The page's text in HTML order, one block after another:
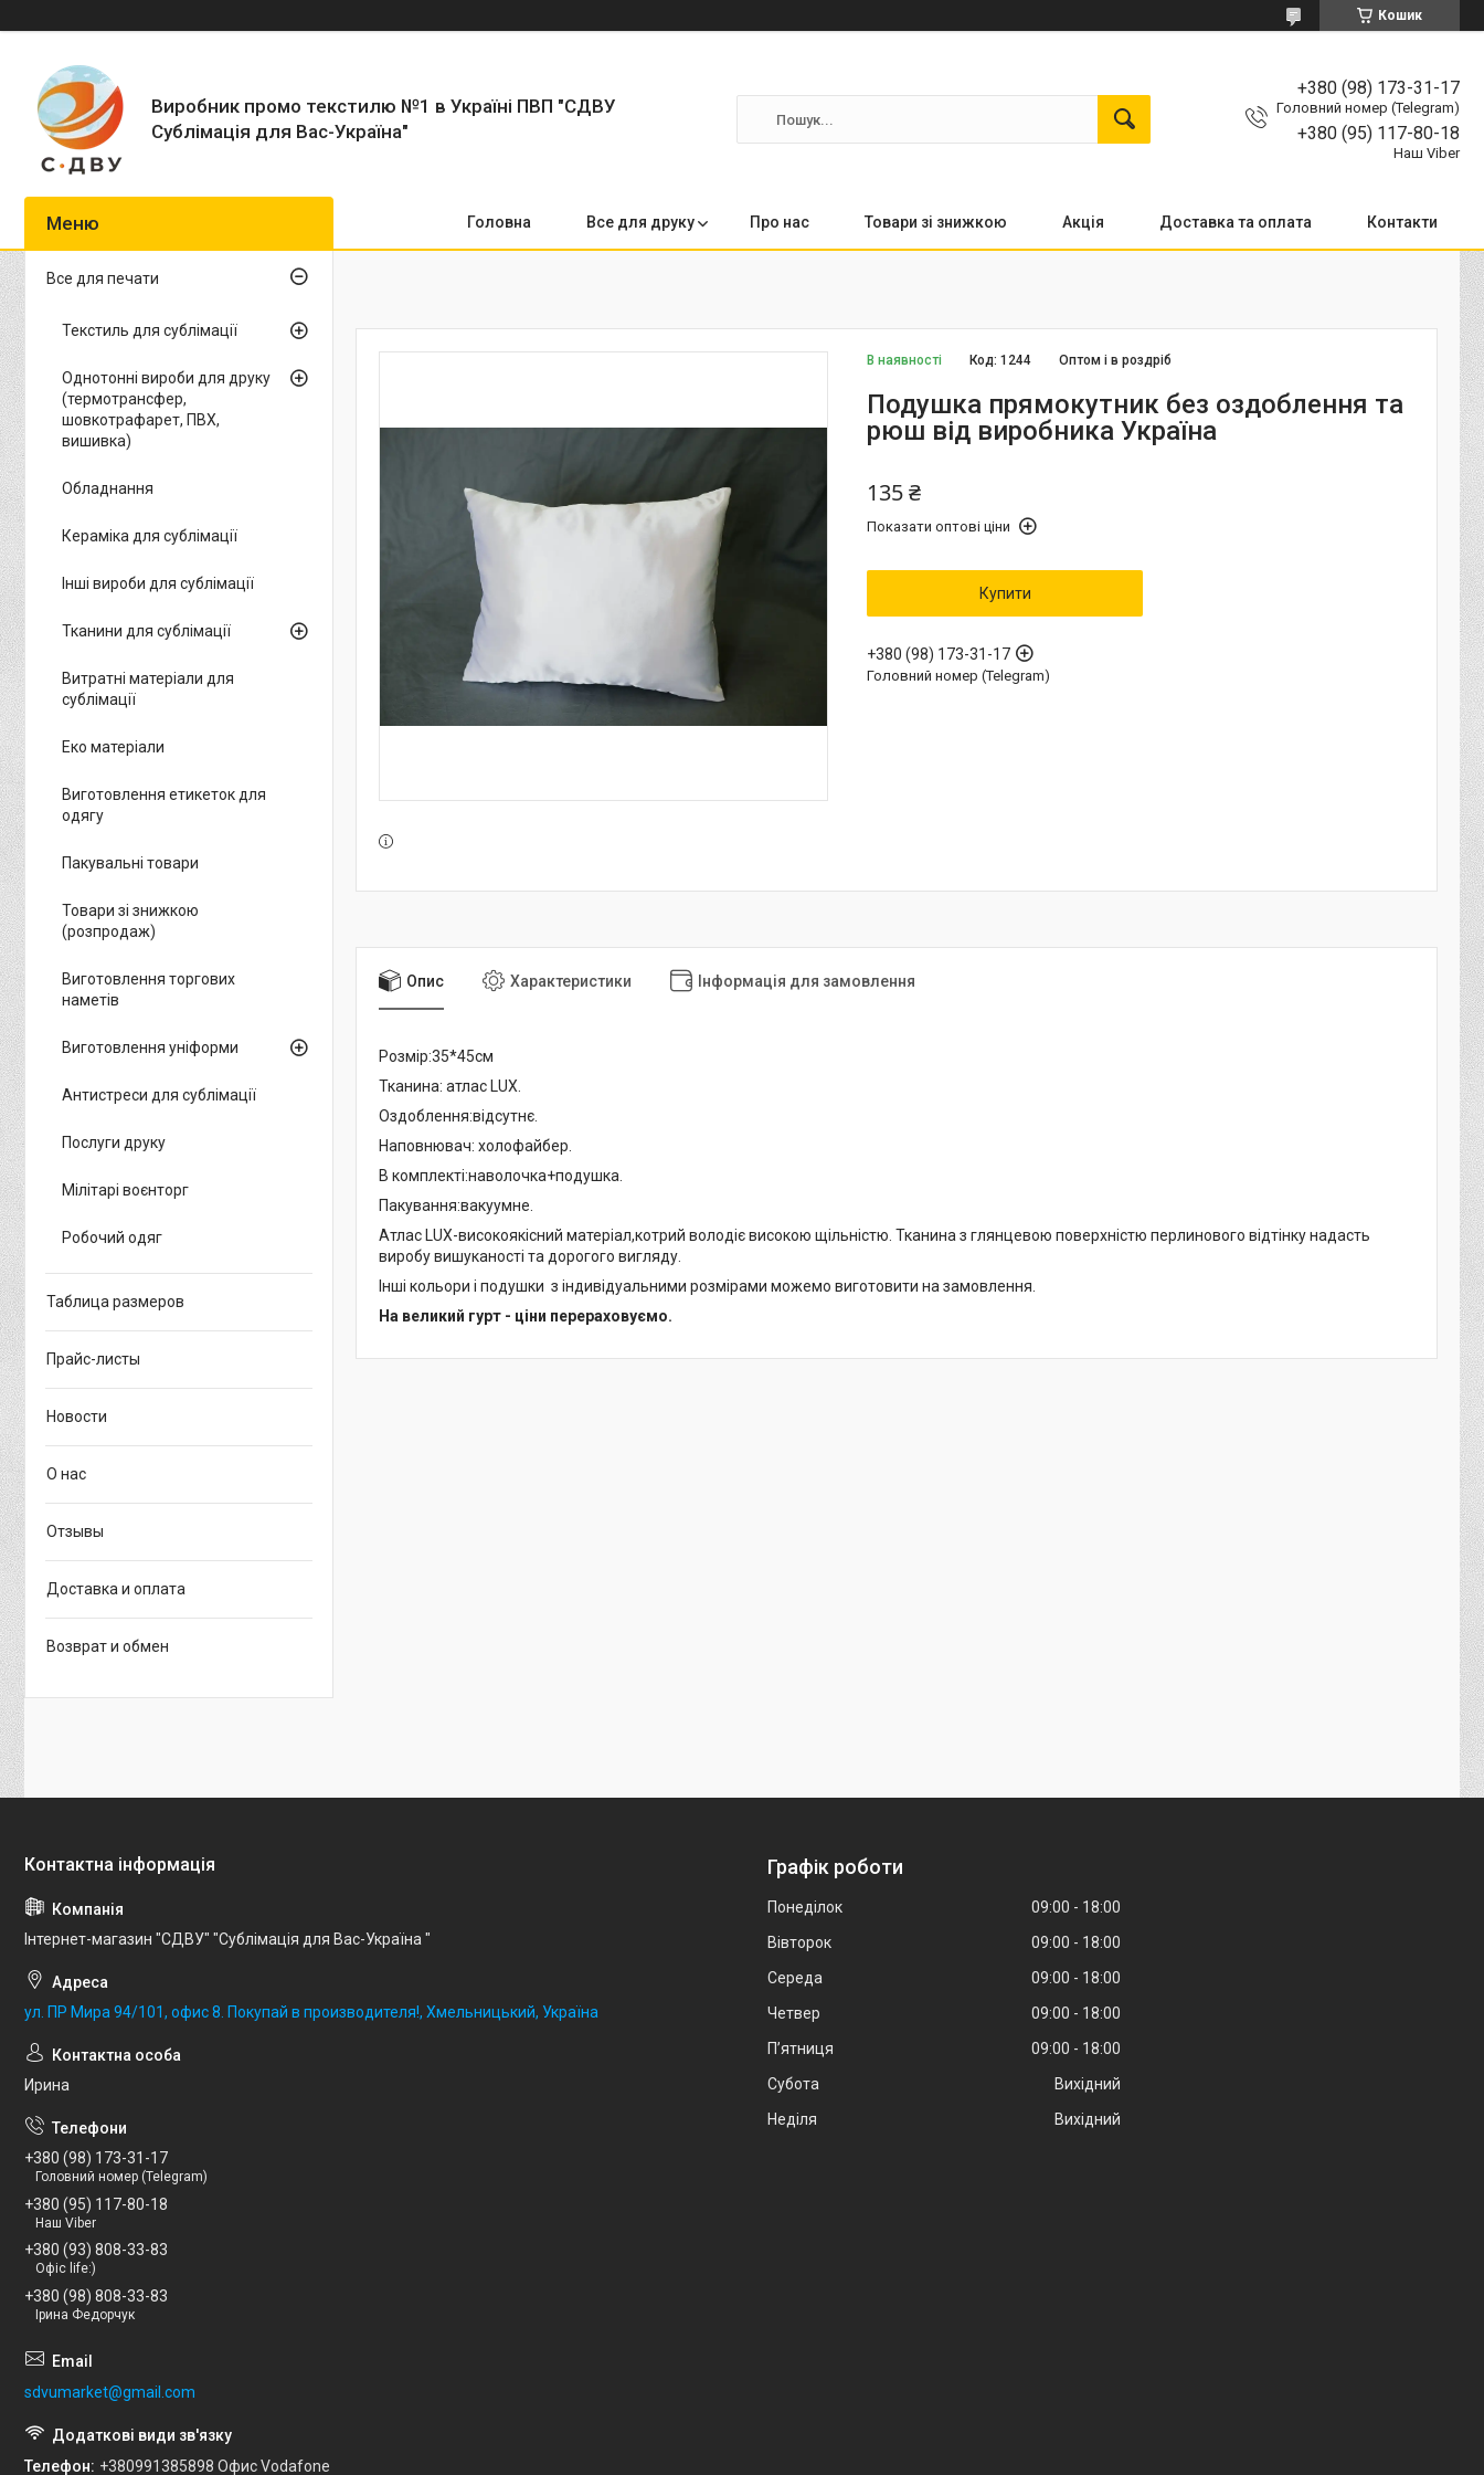
Кошик
Виробник промо текстилю №1 в Україні ПВП "СДВУ
Сублімація для Вас-Україна"
+380 (98) 173-31-17
Головний номер (Telegram)
+380 (95) 117-80-18
Наш Viber
Головна Все для друку Про нас Товари зі знижкою Акція Доставка та оплата Контакти
В наявності Оптом і в роздріб
Код:1244
Подушка прямокутник без оздоблення та
рюш від виробника Україна
135 ₴
Показати оптові ціни
Купити
+380 (98) 173-31-17
Головний номер (Telegram)
Опис Характеристики Інформація для замовлення
Розмір:35*45см
Тканина: атлас LUX.
Оздоблення:відсутнє.
Наповнювач: холофайбер.
В комплекті:наволочка+подушка.
Пакування:вакуумне.
Атлас LUX-високоякісний матеріал,котрий володіє високою щільністю. Тканина з глянцевою поверхністю перлинового відтінку надасть
виробу вишуканості та дорогого вигляду.
Інші кольори і подушки з індивідуальними розмірами можемо виготовити на замовлення.
На великий гурт - ціни перераховуємо.
Все для печати
Текстиль для сублімації
Однотонні вироби для друку
(термотрансфер,
шовкотрафарет, ПВХ,
вишивка)
Обладнання
Кераміка для сублімації
Інші вироби для сублімації
Тканини для сублімації
Витратні матеріали для
сублімації
Еко матеріали
Виготовлення етикеток для
одягу
Пакувальні товари
Товари зі знижкою
(розпродаж)
Виготовлення торгових
наметів
Виготовлення уніформи
Антистреси для сублімації
Послуги друку
Мілітарі воєнторг
Робочий одяг
Таблица размеров
Прайс-листы
Новости
О нас
Отзывы
Доставка и оплата
Возврат и обмен
Інтернет-магазин "СДВУ" "Сублімація для Вас-Україна "
ул. ПР Мира 94/101, офис 8. Покупай в производителя!, Хмельницький, Україна
Ирина
+380 (98) 173-31-17
Головний номер (Telegram)
+380 (95) 117-80-18
Наш Viber
+380 (93) 808-33-83
Офіс life:)
+380 (98) 808-33-83
Ірина Федорчук
sdvumarket@gmail.com
Телефон +380991385898 Офис Vodafone
Графік роботи
Понеділок 09:00
18:00
Вівторок
09:00
18:00
Середа
09:00
18:00
Четвер
09:00
18:00
Пʼятниця
09:00
18:00
Субота
Вихідний
Неділя
Вихідний